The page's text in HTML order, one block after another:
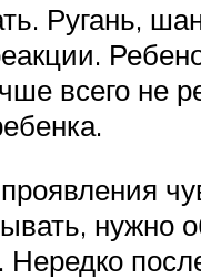
Ругань,
всего не
нужно
Нередко